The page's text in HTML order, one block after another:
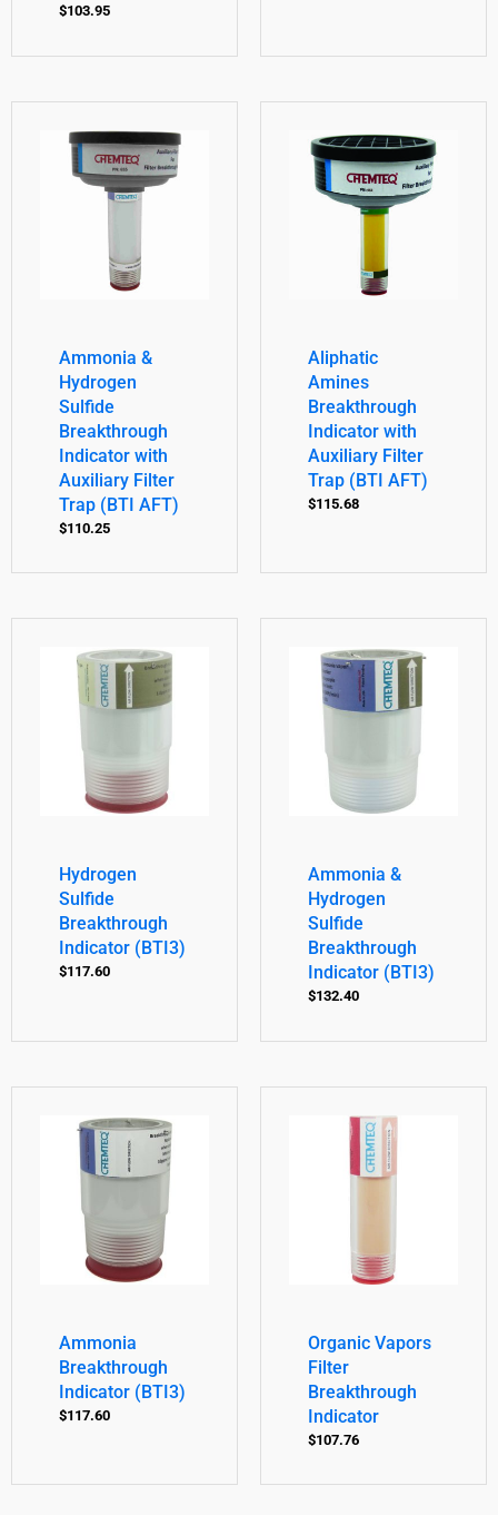
$103.95
Ammonia &
Hydrogen
Sulfide
Breakthrough
Indicator with
Auxiliary Filter
Trap (BTI AFT)
$110.25
Aliphatic
Amines
Breakthrough
Indicator with
Auxiliary Filter
Trap (BTI AFT)
$115.68
Hydrogen
Sulfide
Breakthrough
Indicator (BTI3)
$117.60
Ammonia &
Hydrogen
Sulfide
Breakthrough
Indicator (BTI3)
$132.40
Ammonia
Breakthrough
Indicator (BTI3)
$117.60
Organic Vapors
Filter
Breakthrough
Indicator
$107.76